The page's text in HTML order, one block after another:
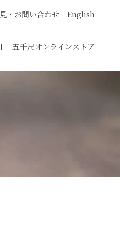
・お問い合わせ English
五千尺オンラインストア